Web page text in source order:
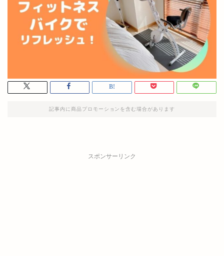
記事内に商品プロモーションを含む場合があります
スポンサーリンク